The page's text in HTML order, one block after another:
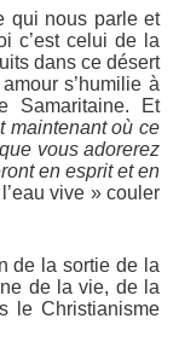
qui nous parle et
c’est celui de la
dans ce désert
s’humilie à
Samaritaine. Et
maintenant où ce
vous adorerez
en esprit et en
vive » couler
de la sortie de la
de la vie, de la
le Christianisme